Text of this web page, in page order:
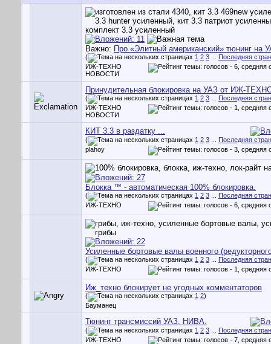
Важно: Про «Элитный американский» тюнинг на
( 1 2 3
Последняя
ИЖ-ТЕХНО
НОВОСТИ
Принудительная блокировка на УАЗ от ИЖ-
( 1 2 3
Последняя
ИЖ-ТЕХНО
НОВОСТИ
КИТ 3.3 в раздатку ...
( 1 2 3
Последняя
plahoy
Блокка ™ - автоматическая 100% блокировка.
( 1 2 3
Последняя
ИЖ-ТЕХНО
Усиленные бортовые валы военного
( 1 2 3
Последняя
ИЖ-ТЕХНО
Иж_техно блокирует не угодных комментаторов
( 1 2)
Бауманец
Тюнинг трансмиссий УАЗ, НИВА.
( 1 2 3
Последняя
ИЖ-ТЕХНО